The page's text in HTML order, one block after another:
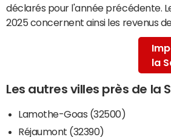
déclarés pour l'année précédente.
2025 concernent ainsi les revenus
la
Les autres villes près de la
Lamothe-Goas (32500)
Réjaumont (32390)